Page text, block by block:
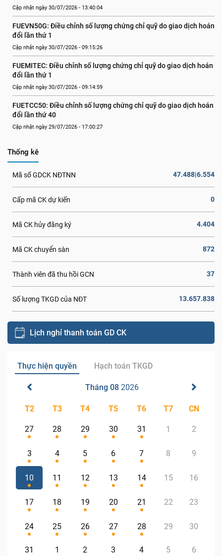
Cập nhật ngày 30/07/2026 - 13:40:04
FUEVN50G: Điều chỉnh số lượng chứng chỉ quỹ do giao dịch hoán
đổi lần thứ 1
Cập nhật ngày 30/07/2026 - 09:15:26
FUEMITEC: Điều chỉnh số lượng chứng chỉ quỹ do giao dịch hoán
đổi lần thứ 1
Cập nhật ngày 30/07/2026 - 09:14:59
FUETCC50: Điều chỉnh số lượng chứng chỉ quỹ do giao dịch hoán
đổi lần thứ 40
Cập nhật ngày 29/07/2026 - 17:00:27
Thống kê
Mã số GDCK NĐTNN 47.488|6.554
Cấp mã CK dự kiến 0
Mã CK hủy đăng ký 4.404
Mã CK chuyển sàn 872
Thành viên đã thu hồi GCN 37
Số lượng TKGD của NĐT 13.657.838
Lịch nghỉ thanh toán GD CK
Thực hiện quyền Hạch toán TKGD
Tháng 08 2026
T2 T3 T4 T5 T6 T7 CN
27 28 29 30 31 1 2
3 4 5 6 7 8 9
10 11 12 13 14 15 16
17 18 19 20 21 22 23
24 25 26 27 28 29 30
31 1 2 3 4 5 6